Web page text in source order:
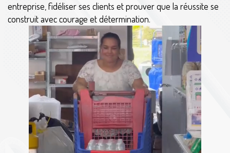
entreprise, fidéliser ses clients et prouver que la réussite se
construit avec courage et détermination.